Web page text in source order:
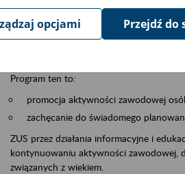
Aktywni 50+ to inicjatywa, która
Program ten to:
promocja aktywności zawodowej
zachęcanie do świadomego
ZUS przez działania informacyjne i
kontynuowaniu aktywności zawodowej,
związanych z wiekiem.
opcjami Przejdź do